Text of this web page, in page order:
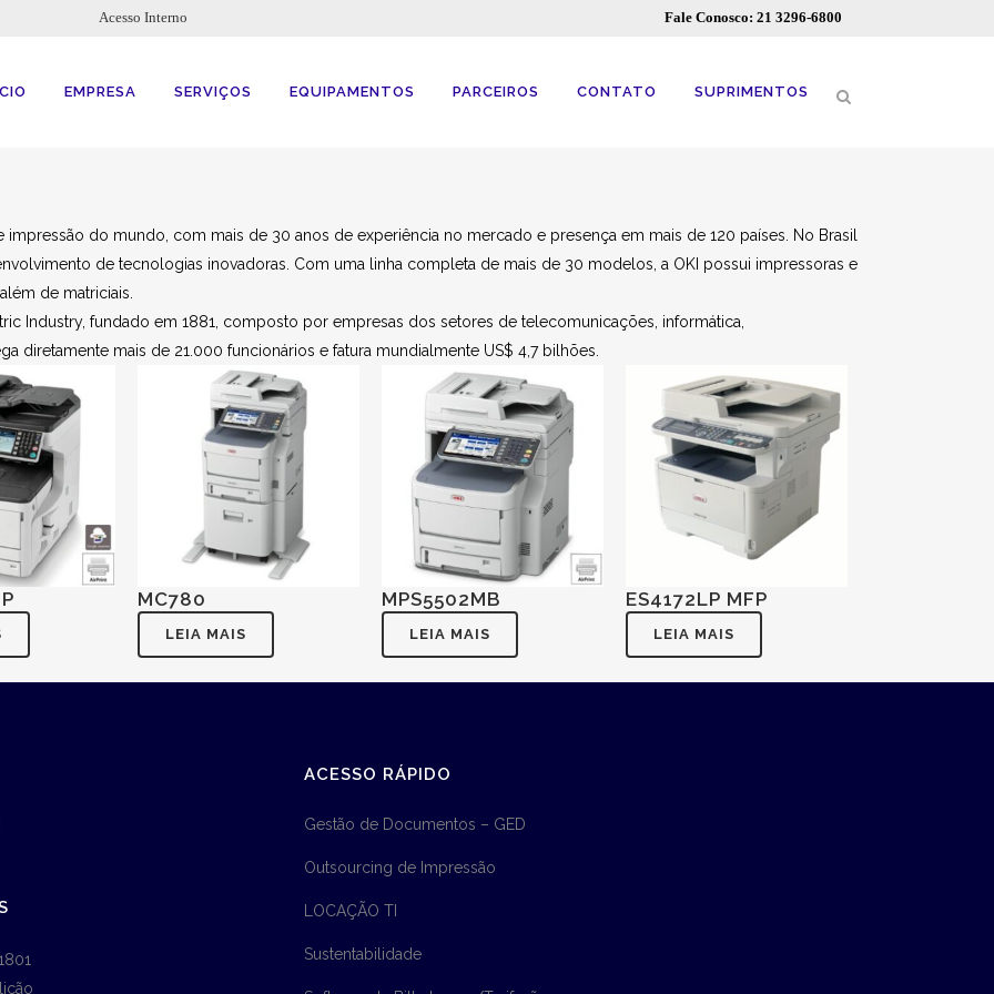
Acesso Interno Fale Conosco: 21 3296-6800
EMPRESA SERVIÇOS EQUIPAMENTOS PARCEIROS CONTATO SUPRIMENTOS
do mundo, com mais de 30 anos de experiência no mercado e presença em mais de 120 países. No Brasil
de tecnologias inovadoras. Com uma linha completa de mais de 30 modelos, a OKI possui impressoras e
de matriciais.
Industry, fundado em 1881, composto por empresas dos setores de telecomunicações, informática,
diretamente mais de 21.000 funcionários e fatura mundialmente US$ 4,7 bilhões.
MC780
LEIA MAIS
MPS5502MB
LEIA MAIS
ES4172LP MFP
LEIA MAIS
ACESSO RÁPIDO
Gestão de Documentos – GED
Outsourcing de Impressão
LOCAÇÃO TI
Sustentabilidade